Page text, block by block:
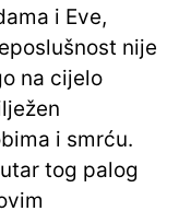
i Eve,
nije
na cijelo
i smrću.
tog palog